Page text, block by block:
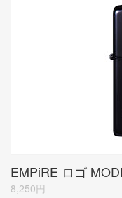
8,250円